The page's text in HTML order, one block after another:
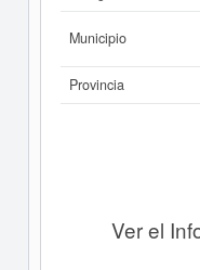
Municipio
Provincia
Ver el